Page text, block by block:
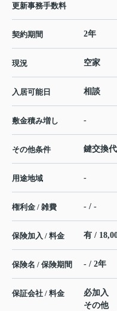
更新事務手数料
契約期間 2年
現況 空家
入居可能日 相談
敷金積み増し -
その他条件 鍵交換
用途地域 -
権利金 / 雑費 - / -
保険加入 / 料金 有 /
保険名 / 保険期間 - / 2年
保証会社 / 料金
必加入
その他